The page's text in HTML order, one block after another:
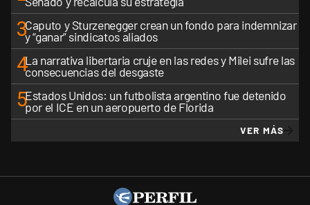
3Caputo y Sturzenegger crean un fondo para indemnizar
y “ganar” sindicatos aliados
4La narrativa libertaria cruje en las redes y Milei sufre las
consecuencias del desgaste
5Estados Unidos: un futbolista argentino fue detenido
por el ICE en un aeropuerto de Florida
VER MÁS